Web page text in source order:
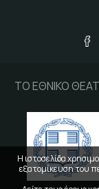
ΤΟ ΕΘΝΙΚΟ
Η ιστοσελίδα
εξατομίκευση του